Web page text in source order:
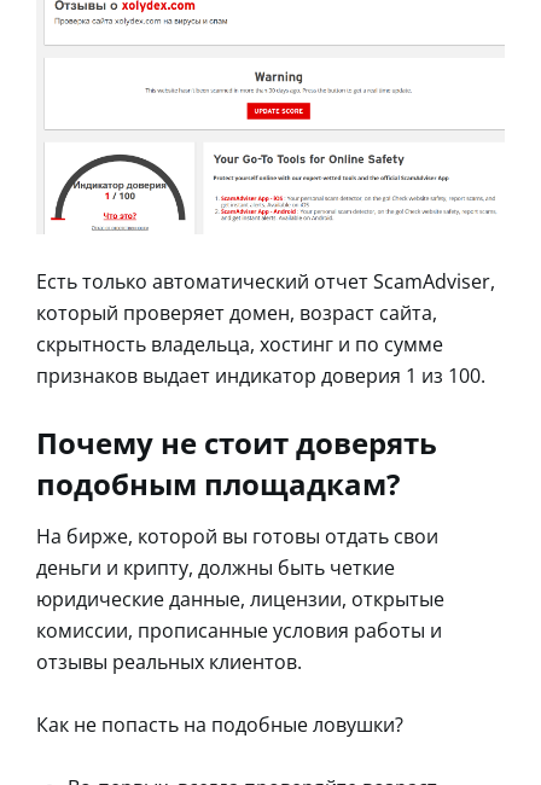
Есть только автоматический отчет ScamAdviser,
который проверяет домен, возраст сайта,
скрытность владельца, хостинг и по сумме
признаков выдает индикатор доверия 1 из 100.
Почему не стоит доверять
подобным площадкам?
На бирже, которой вы готовы отдать свои
деньги и крипту, должны быть четкие
юридические данные, лицензии, открытые
комиссии, прописанные условия работы и
отзывы реальных клиентов.
Как не попасть на подобные ловушки?